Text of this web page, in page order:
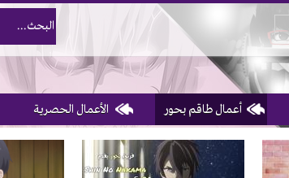
أعمال طاقم بحور الأعمال الحصرية